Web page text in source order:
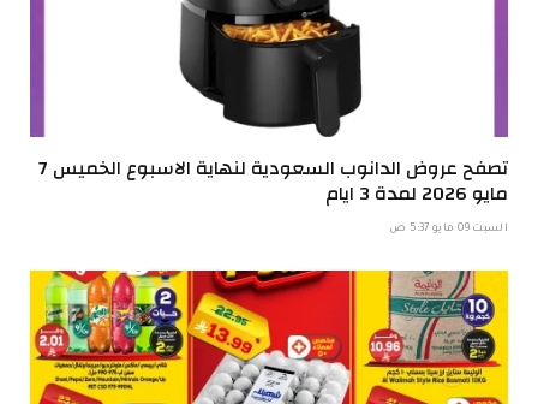
تصفح عروض الدانوب السعودية لنهاية الاسبوع الخميس 7
مايو 2026 لمدة 3 ايام
السبت 09 مايو 5:37 ص